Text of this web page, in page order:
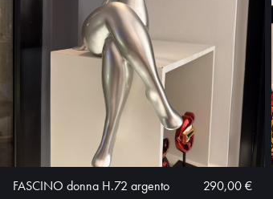
FASCINO donna H.72 argento 290,00 €